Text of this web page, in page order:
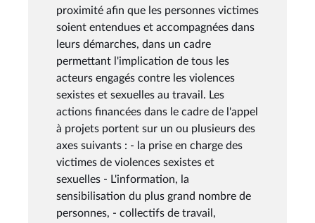
proximité afin que les personnes victimes
soient entendues et accompagnées dans
leurs démarches, dans un cadre
permettant l'implication de tous les
acteurs engagés contre les violences
sexistes et sexuelles au travail. Les
actions financées dans le cadre de l'appel
à projets portent sur un ou plusieurs des
axes suivants : - la prise en charge des
victimes de violences sexistes et
sexuelles - L'information, la
sensibilisation du plus grand nombre de
personnes, - collectifs de travail,